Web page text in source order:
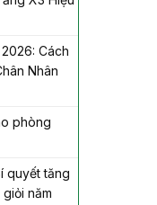
Cách
Nhân
phòng
quyết tăng
năm